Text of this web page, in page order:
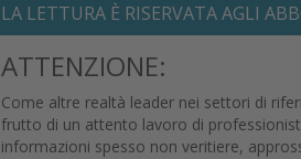
LA LETTURA È RISERVATA AGLI
ATTENZIONE:
Come altre realtà leader nei settori di
frutto di un attento lavoro di
informazioni spesso non veritiere,